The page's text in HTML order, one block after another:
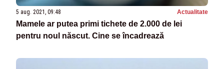
5 aug. 2021, 09:48 Actualitate
Mamele ar putea primi tichete de 2.000 de lei
pentru noul născut. Cine se încadrează